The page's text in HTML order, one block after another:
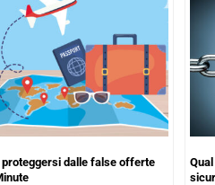
proteggersi dalle false offerte